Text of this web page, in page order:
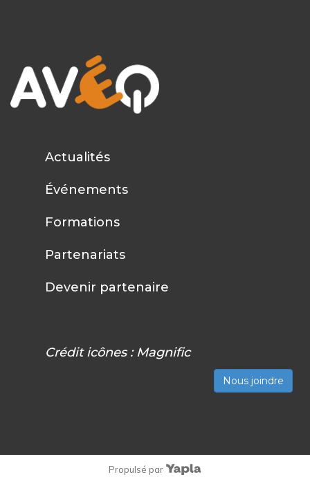
Actualités
Événements
Formations
Partenariats
Devenir partenaire
Crédit icônes : Magnific
Nous joindre
Propulsé par